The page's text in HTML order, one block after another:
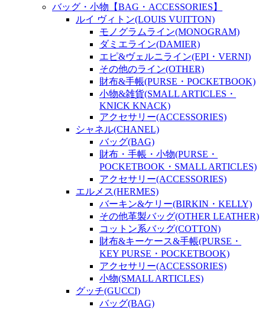
バッグ・小物【BAG・ACCESSORIES】
ルイ ヴィトン(LOUIS VUITTON)
モノグラムライン(MONOGRAM)
ダミエライン(DAMIER)
エピ&ヴェルニライン(EPI・VERNI)
その他のライン(OTHER)
財布&手帳(PURSE・POCKETBOOK)
小物&雑貨(SMALL ARTICLES・
KNICK KNACK)
アクセサリー(ACCESSORIES)
シャネル(CHANEL)
バッグ(BAG)
財布・手帳・小物(PURSE・
POCKETBOOK・SMALL ARTICLES)
アクセサリー(ACCESSORIES)
エルメス(HERMES)
バーキン&ケリー(BIRKIN・KELLY)
その他革製バッグ(OTHER LEATHER)
コットン系バッグ(COTTON)
財布&キーケース&手帳(PURSE・
KEY PURSE・POCKETBOOK)
アクセサリー(ACCESSORIES)
小物(SMALL ARTICLES)
グッチ(GUCCI)
バッグ(BAG)